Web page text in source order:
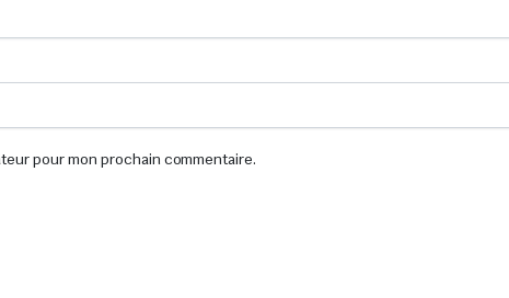
pour mon prochain commentaire.